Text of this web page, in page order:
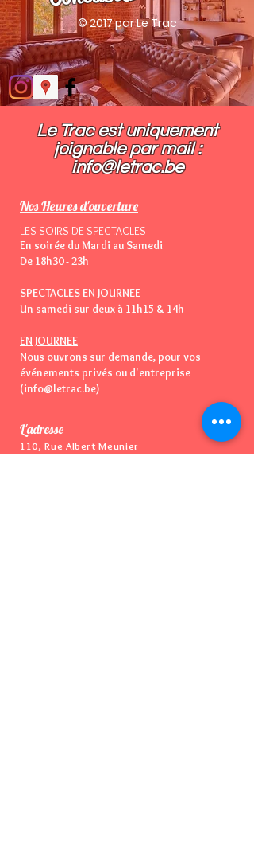
© 2017 par Le Trac
Le Trac est uniquement
joignable par mail :​
info@letrac.be
Nos Heures d'ouverture
LES SOIRS DE SPECTACLES
En soirée du Mardi au Samedi
De 18h30 - 23h
SPECTACLES EN JOURNEE
Un samedi sur deux à 11h15 & 14h
EN JOURNEE
Nous ouvrons sur demande, pour vos
événements privés ou d'entreprise
(info@letrac.be)
L'adresse
110, Rue Albert Meunier